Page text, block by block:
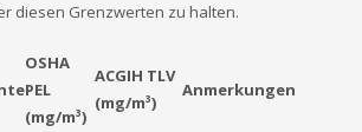
diesen Grenzwerten zu halten.
OSHA
PEL
(mg/m³)
ACGIH TLV
(mg/m³)
Anmerkungen